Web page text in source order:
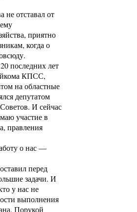
отставал от
приятно
когда о
последних лет
КПСС,
на областные
депутатом
И сейчас
участие в
правления
о нас —
перед
задачи. И
у нас не
выполнения
Порукой